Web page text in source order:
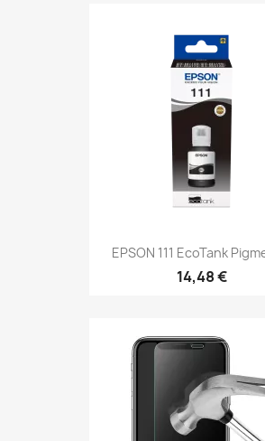
EPSON 111 EcoTank
14,48 €